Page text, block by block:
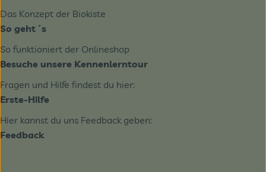
Das Konzept der Biokiste
So geht´s
So funktioniert der Onlineshop
Besuche unsere Kennenlerntour
Fragen und Hilfe findest du hier:
Erste-Hilfe
Hier kannst du uns Feedback geben:
Feedback